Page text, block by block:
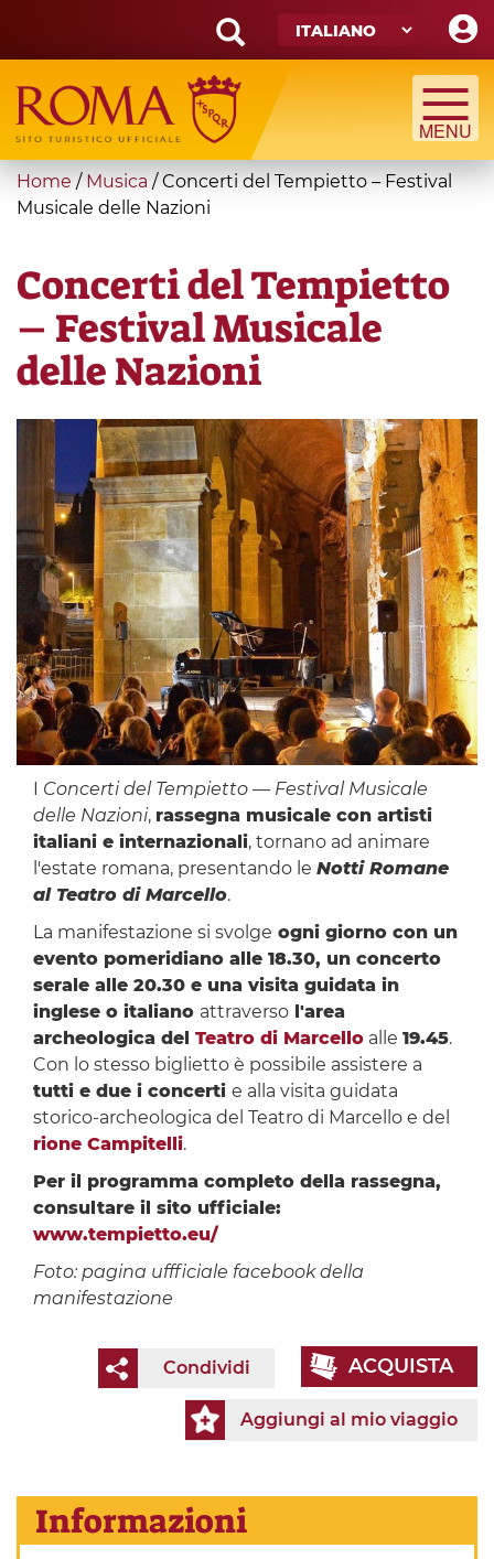
main
content
Search
form
Cerca
You
are
Home / Musica /Concerti del Tempietto – Festival
Musicale delle Nazioni
Concerti del Tempietto
– Festival Musicale
delle Nazioni
Concerti del Tempietto — Festival Musicale
delle Nazioni, rassegna musicale con artisti
italiani e internazionali, tornano ad animare
l'estate romana, presentando le Notti Romane
al Teatro di Marcello.
La manifestazione si svolge ogni giorno con un
evento pomeridiano alle 18.30, un concerto
serale alle 20.30 e una visita guidata in
inglese o italiano attraversol'area
archeologica del Teatro di Marcello alle 19.45.
Con lo stesso biglietto è possibile assistere a
tutti e due i concerti e alla visita guidata
storico-archeologica del Teatro di Marcello e del
rione Campitelli.
Per il programma completo della rassegna,
consultare il sito ufficiale:
www.tempietto.eu/
Foto: pagina uffficiale facebook della
manifestazione
ACQUISTA
Condividi
Aggiungi al mio viaggio
Informazioni